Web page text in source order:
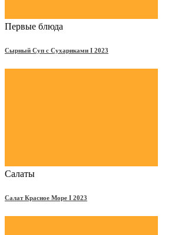
Первые блюда
Сырный Суп с Сухариками Ι 2023
Салаты
Салат Красное Море Ι 2023